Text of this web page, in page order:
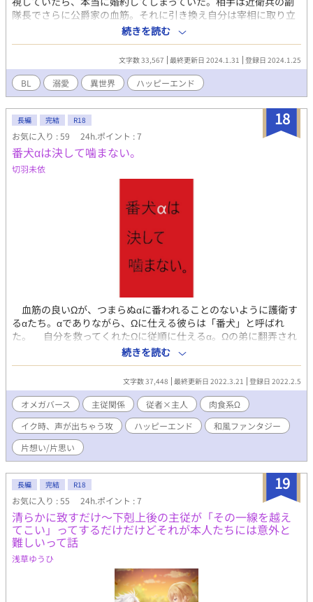
隊長でさらに公爵家の血筋。それに引き換え自分は宰相に取り立
ててもらって補佐の仕事はしているが身分はなんとかギリギリ貴
族を名乗れる家の出。 なんとか相手から解消してもらえないかと
相談することにしたが、なんとも雲行きが怪しくなっていく。 周
りからかなり評判のいいスパダリ溺愛攻めと隠れスパダリの受け
が流されながらもそれなりに楽しくやっていくお話です。 R表現
は予告なく入ります。無理やりはないですが、不本意な行為が苦
手な方はご注意ください。 ストーリーに変更はありませんが、今
後加筆修正の可能性があります。 小説家になろうにも掲載してい
ます。
続きを読む
文字数 33,567 最終更新日 2024.1.31 登録日 2024.1.25
BL 溺愛 異世界 ハッピーエンド
18
長編 完結 R18
お気に入り : 59 24h.ポイント : 7
番犬αは決して噛まない。
切羽未依
血筋の良いΩが、つまらぬαに番われることのないように護衛す
るαたち。αでありながら、Ωに仕える彼らは「番犬」と呼ばれ
た。 自分を救ってくれたΩに従順に仕えるα。Ωの弟に翻弄され
るαの兄。美しく聡明なΩと鋭い牙を隠したα。 全三話ですが、
それぞれ一話で完結しているので、登場人物紹介と各一話だけ読
んでいただいても、だいじょうぶです。
続きを読む
文字数 37,448 最終更新日 2022.3.21 登録日 2022.2.5
オメガバース 主従関係 従者×主人
肉食系Ω
イク時、声が出ちゃう攻
ハッピーエンド
和風ファンタジー
片想い/片思い
19
長編 完結 R18
お気に入り : 55 24h.ポイント : 7
清らかに致すだけ～下剋上後の主従が「その一線を越え
てこい」ってするだけだけどそれが本人たちには意外と
難しいって話
浅草ゆうひ